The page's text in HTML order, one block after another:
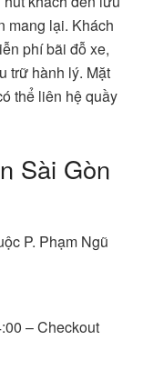
mang lại. Khách
phí bãi đỗ xe,
trữ hành lý. Mặt
thể liên hệ quầy
Sài Gòn
P. Phạm Ngũ
– Checkout